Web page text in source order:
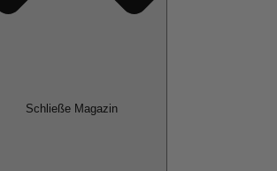
Schließe Magazin